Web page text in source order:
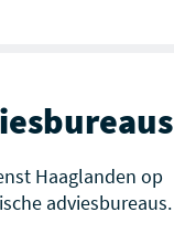
Haaglanden op
adviesbureaus.